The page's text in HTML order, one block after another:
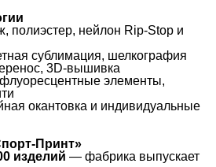
полиэстер, нейлон Rip-Stop и
сублимация, шелкография
3D-вышивка
элементы,
окантовка и индивидуальные
Принт»
изделий — фабрика выпускает